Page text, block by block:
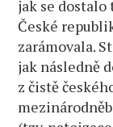
jak se
České
zarámovala.
jak následně
z čistě